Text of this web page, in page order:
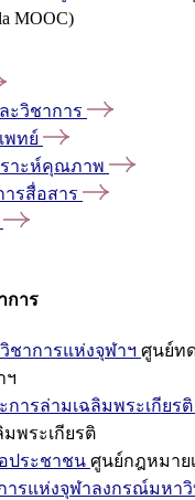
MOOC)
ะวิชาการ
พทย์
ราะห์คุณภาพ
ารสื่อสาร
การ
ชาการแห่งจุฬาฯ ศูนย์ท
ฯ
ารล่ามเฉลิมพระเกียรติ
พระเกียรติ
ประชาชน ศูนย์กฎหมาย
ารแห่งจุฬาลงกรณ์มหาวิ